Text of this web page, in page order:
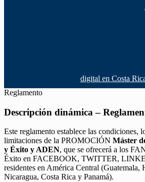
digital en Costa
Reglamento
Descripción dinámica –
Este reglamento establece las condiciones,
limitaciones de la PROMOCIÓN Máster
y Éxito y ADEN, que se ofrecerá a los
Éxito en FACEBOOK, TWITTER,
residentes en América Central (Guatemala,
Nicaragua, Costa Rica y Panamá).